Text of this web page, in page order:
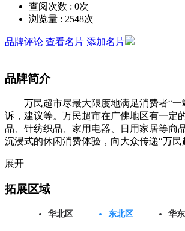
查阅次数 : 0次
浏览量 : 2548次
品牌评论 查看名片 添加名片
品牌简介
万民超市尽最大限度地满足消费者“一
诉，建议等。万民超市在广佛地区有一定
品、针纺织品、家用电器、日用家居等商
沉浸式的休闲消费体验，向大众传递“万民
展开
拓展区域
华北区 东北区 华